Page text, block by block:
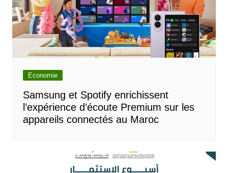
Economie
Samsung et Spotify enrichissent
l’expérience d’écoute Premium sur les
appareils connectés au Maroc